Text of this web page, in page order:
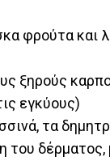
φρούτα και
ξηρούς
εγκύους)
τα
του